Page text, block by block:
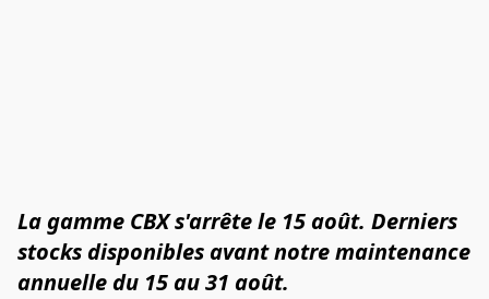
La gamme CBX s'arrête le 15 août. Derniers
stocks disponibles avant notre maintenance
annuelle du 15 au 31 août.